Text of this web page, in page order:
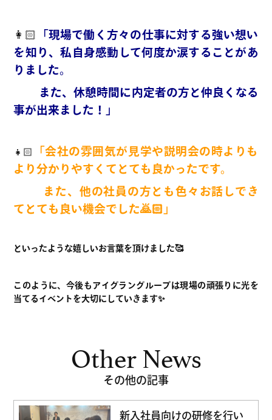
👩🏻 「現場で働く方々の仕事に対する強い想い
を知り、私自身感動して何度か涙することがあ
りました。
また、休憩時間に内定者の方と仲良くなる
事が出来ました！」
👧🏻
「会社の雰囲気が見学や説明会の時よりも
より分かりやすくてとても良かったです。
また、他の社員の方とも色々お話しでき
てとても良い機会でした🙇🏻」
といったような嬉しいお言葉を頂けました🥰
このように、今後もアイグラングループは現場の頑張りに光を
当てるイベントを大切にしていきます✨
Other News
その他の記事
新入社員向けの研修を行い